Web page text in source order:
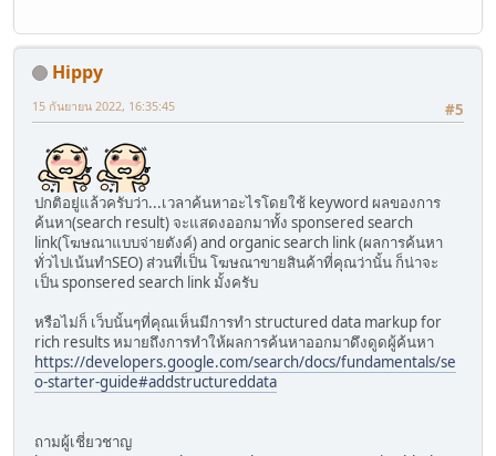
Hippy
#5
15 กันยายน 2022, 16:35:45
ปกติอยู่แล้วครับว่า...เวลาค้นหาอะไรโดยใช้ keyword ผลของการ
ค้นหา(search result) จะแสดงออกมาทั้ง sponsered search
link(โฆษณาแบบจ่ายตังค์) and organic search link (ผลการค้นหา
ทั่วไปเน้นทำSEO) ส่วนที่เป็น โฆษณาขายสินค้าที่คุณว่านั้น ก็น่าจะ
เป็น sponsered search link มั้งครับ
หรือไม่ก็ เว็บนั้นๆที่คุณเห็นมีการทำ structured data markup for
rich results หมายถึงการทำให้ผลการค้นหาออกมาดึงดูดผู้ค้นหา
https://developers.google.com/search/docs/fundamentals/se
o-starter-guide#addstructureddata
ถามผู้เชี่ยวชาญ